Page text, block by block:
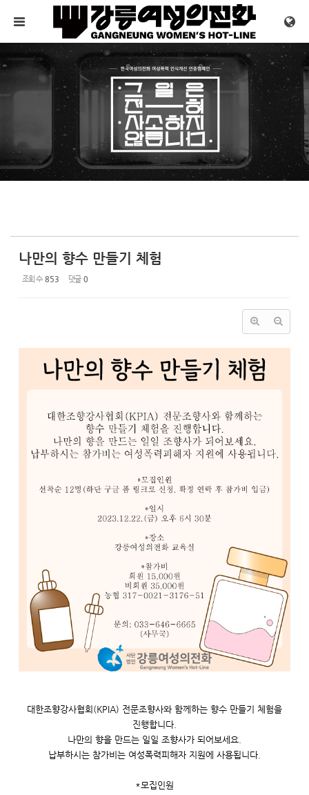
메뉴 건너뛰기
나만의 향수 만들기 체험
조회 수 853 댓글 0
대한조향강사협회(KPIA) 전문조향사와 함께하는 향수 만들기 체험을
진행합니다.
나만의 향을 만드는 일일 조향사가 되어보세요.
납부하시는 참가비는 여성폭력피해자 지원에 사용됩니다.
*모집인원